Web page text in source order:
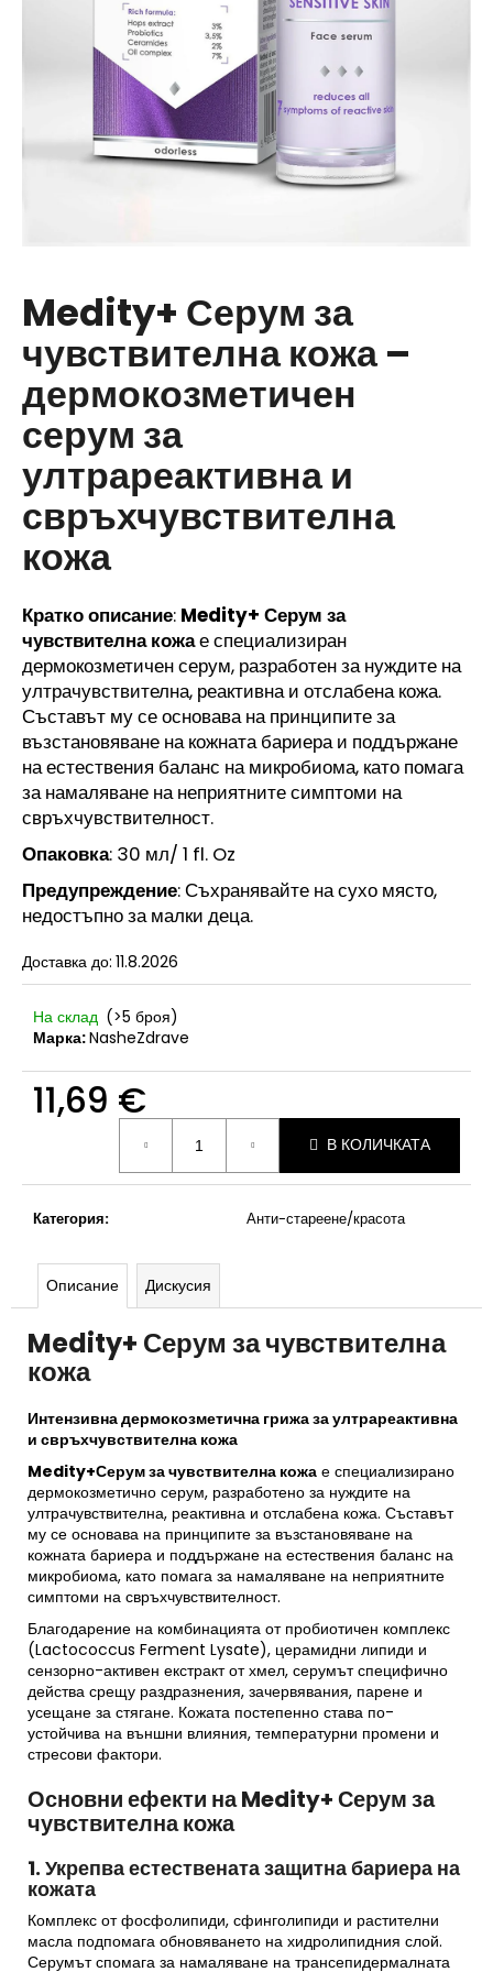
Medity+ Серум за
чувствителна кожа –
дермокозметичен
серум за
ултрареактивна и
свръхчувствителна
кожа
Кратко описание: Medity+ Серум за
чувствителна кожае специализиран
дермокозметичен серум, разработен за нуждите на
ултрачувствителна, реактивна и отслабена кожа.
Съставът му се основава на принципите за
възстановяване на кожната бариера и поддържане
на естествения баланс на микробиома, като помага
за намаляване на неприятните симптоми на
свръхчувствителност.
Опаковка: 30 мл/ 1 fl. Oz
Предупреждение: Съхранявайте на сухо място,
недостъпно за малки деца.
Доставка до: 11.8.2026
На склад (>5 броя)
Марка:NasheZdrave
11,69 €
В КОЛИЧКАТА
Категория: Анти-стареене/красота
Описание Дискусия
Medity+ Серум за чувствителна
кожа
Интензивна дермокозметична грижа за ултрареактивна
и свръхчувствителна кожа
Medity+Серум за чувствителна кожа е специализирано
дермокозметично серум, разработено за нуждите на
ултрачувствителна, реактивна и отслабена кожа. Съставът
му се основава на принципите за възстановяване на
кожната бариера и поддържане на естествения баланс на
микробиома, като помага за намаляване на неприятните
симптоми на свръхчувствителност.
Благодарение на комбинацията от пробиотичен комплекс
(Lactococcus Ferment Lysate), церамидни липиди и
сензорно-активен екстракт от хмел, серумът специфично
действа срещу раздразнения, зачервявания, парене и
усещане за стягане. Кожата постепенно става по-
устойчива на външни влияния, температурни промени и
стресови фактори.
Основни ефекти на Medity+ Серум за
чувствителна кожа
1. Укрепва естествената защитна бариера на
кожата
Комплекс от фосфолипиди, сфинголипиди и растителни
масла подпомага обновяването на хидролипидния слой.
Серумът спомага за намаляване на трансепидермалната
ТЪРСЕНЕ
р
ъ
ч
а
м
е
OBAGI
TRETINOIN
0.025%
CREAM
-
EXP:
12/26
109,99
€